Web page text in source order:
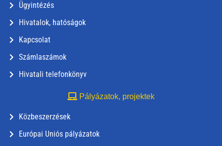
Ügyintézés
Hivatalok, hatóságok
Kapcsolat
Számlaszámok
Hivatali telefonkönyv
Pályázatok, projektek
Közbeszerzések
Európai Uniós pályázatok